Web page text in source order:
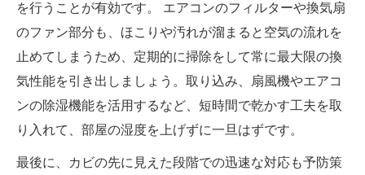
を行うことが有効です。 エアコンのフィルターや換気扇
のファン部分も、ほこりや汚れが溜まると空気の流れを
止めてしまうため、定期的に掃除をして常に最大限の換
気性能を引き出しましょう。取り込み、扇風機やエアコ
ンの除湿機能を活用するなど、短時間で乾かす工夫を取
り入れて、部屋の湿度を上げずに一旦はずです。
最後に、カビの先に見えた段階での迅速な対応も予防策